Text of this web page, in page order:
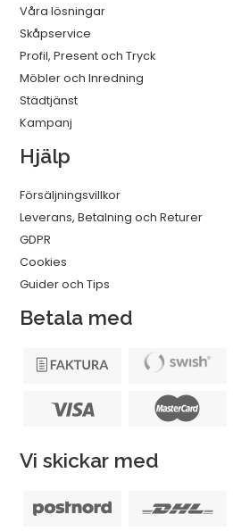
Våra lösningar
Skåpservice
Profil, Present och Tryck
Möbler och Inredning
Städtjänst
Kampanj
Hjälp
Försäljningsvillkor
Leverans, Betalning och Returer
GDPR
Cookies
Guider och Tips
Betala med
Vi skickar med